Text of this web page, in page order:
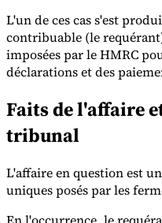
Outils
Calculateur de VAT
Vérificateur de numéro
L'un de ces cas s'est
contribuable (le
imposées par le HMRC
déclarations et des
Faits de l'affaire
tribunal
L'affaire en question est
uniques posés par les